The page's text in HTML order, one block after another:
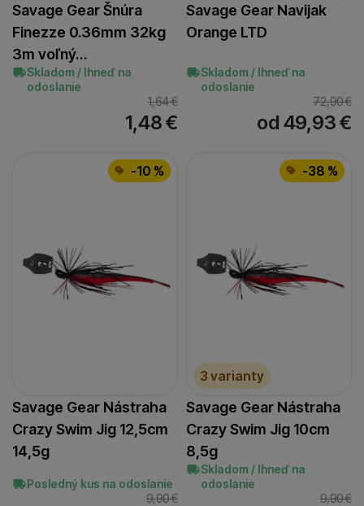
Savage Gear Šnúra
Finezze 0.36mm 32kg
3m voľný…
Skladom / Ihneď na
odoslanie
1,64€
1,48€
Savage Gear Navijak
Orange LTD
Skladom / Ihneď na
odoslanie
72,90€
od 49,93€
-10 %
Savage Gear Nástraha
Crazy Swim Jig 12,5cm
14,5g
Posledný kus na odoslanie
9,90€
-38 %
3 varianty
Savage Gear Nástraha
Crazy Swim Jig 10cm
8,5g
Skladom / Ihneď na
odoslanie
9,90€